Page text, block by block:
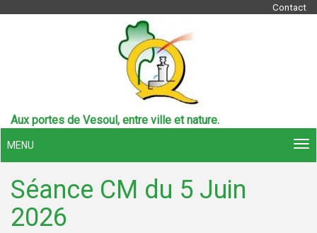
Contact
Aux portes de Vesoul, entre ville et nature.
MENU
Séance CM du 5 Juin
2026